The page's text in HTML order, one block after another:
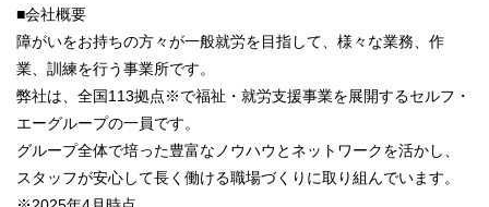
■会社概要
障がいをお持ちの方々が一般就労を目指して、様々な業務、作
業、訓練を行う事業所です。
弊社は、全国113拠点※で福祉・就労支援事業を展開するセルフ・
エーグループの一員です。
グループ全体で培った豊富なノウハウとネットワークを活かし、
スタッフが安心して長く働ける職場づくりに取り組んでいます。